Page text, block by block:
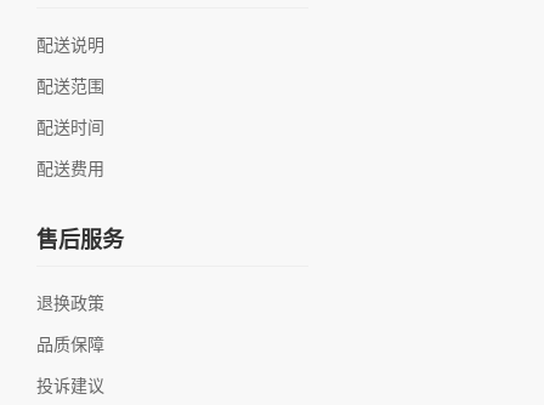
配送说明
配送范围
配送时间
配送费用
售后服务
退换政策
品质保障
投诉建议